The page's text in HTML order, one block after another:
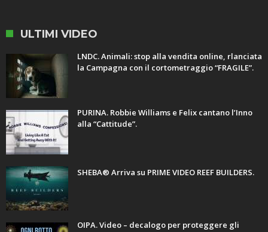
ULTIMI VIDEO
LNDC. Animali: stop alla vendita online, rlanciata
la Campagna con il cortometraggio “FRAGILE”.
PURINA. Robbie Williams e Felix cantano l’Inno
alla “Cattitude”.
SHEBA® Arriva su PRIME VIDEO REEF BUILDERS.
OIPA. Video – decalogo per proteggere gli